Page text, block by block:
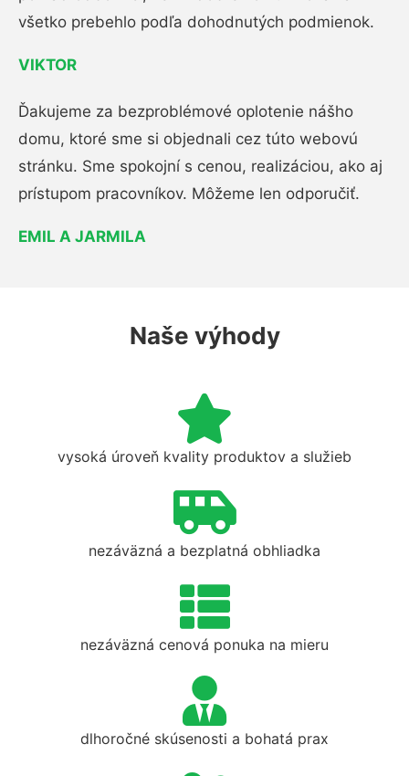
všetko prebehlo podľa dohodnutých podmienok.
VIKTOR
Ďakujeme za bezproblémové oplotenie nášho
domu, ktoré sme si objednali cez túto webovú
stránku. Sme spokojní s cenou, realizáciou, ako aj
prístupom pracovníkov. Môžeme len odporučiť.
EMIL A JARMILA
Naše výhody
vysoká úroveň kvality produktov a služieb
nezáväzná a bezplatná obhliadka
nezáväzná cenová ponuka na mieru
dlhoročné skúsenosti a bohatá prax